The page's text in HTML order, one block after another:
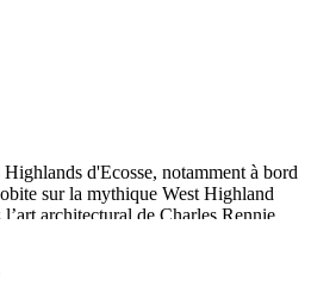
d'Ecosse, notamment à bord
sur la mythique West Highland
architectural de Charles Rennie
dans une histoire millénaire, du